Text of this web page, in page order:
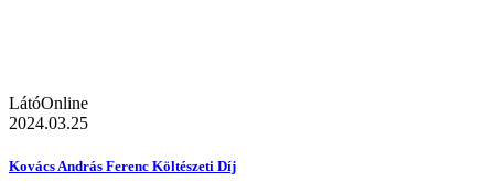
LátóOnline
2024.03.25
Kovács András Ferenc Költészeti Díj